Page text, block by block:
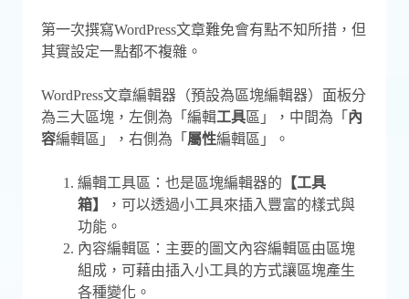
第一次撰寫WordPress文章難免會有點不知所措，但
其實設定一點都不複雜。
WordPress文章編輯器（預設為區塊編輯器）面板分
為三大區塊，左側為「編輯工具 區」，中間為「 內
容編輯區」，右側為「 屬性編輯區」。
編輯工具區：也是區塊編輯器的 【工具
箱】
，可以透過小工具來插入豐富的樣式與
功能。
內容編輯區：主要的圖文內容編輯區由區塊
組成，可藉由插入小工具的方式讓區塊產生
各種變化。